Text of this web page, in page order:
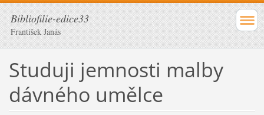
Bibliofilie-edice33
František Janás
Studuji jemnosti malby
dávného umělce